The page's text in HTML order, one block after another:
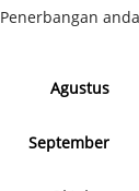
Penerbangan
Agustus
September